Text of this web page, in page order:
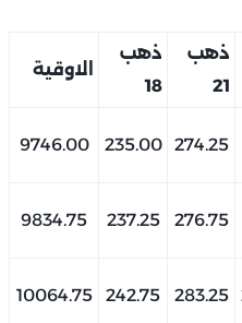
ذهب
21
ذهب
18
الاوقية
274.25
235.00
9746.00
276.75
237.25
9834.75
283.25
242.75
10064.75